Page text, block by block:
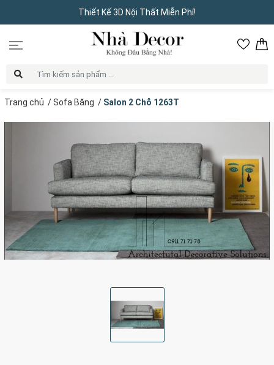
Thiết Kế 3D Nội Thất Miễn Phí!
Trang chủ /Sofa Băng / Salon 2 Chỗ 1263T